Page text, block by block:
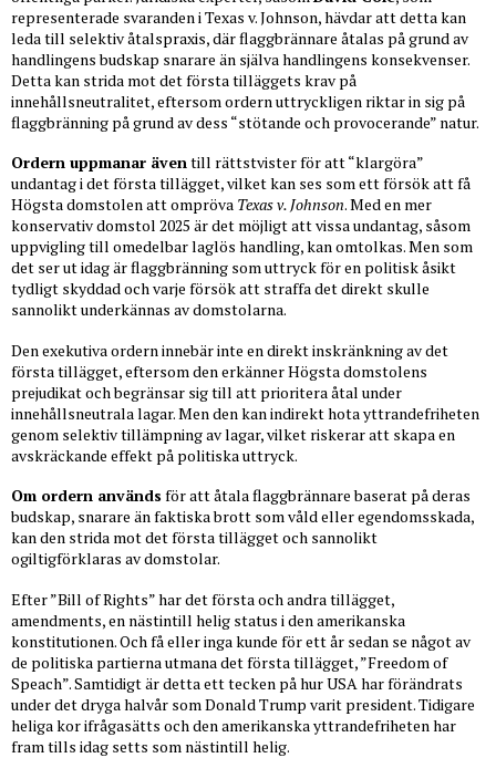
representerade svaranden i Texas v. Johnson, hävdar att detta kan
leda till selektiv åtalspraxis, där flaggbrännare åtalas på grund av
handlingens budskap snarare än själva handlingens konsekvenser.
Detta kan strida mot det första tilläggets krav på
innehållsneutralitet, eftersom ordern uttryckligen riktar in sig på
flaggbränning på grund av dess “stötande och provocerande” natur.
Ordern uppmanar äventill rättstvister för att “klargöra”
undantag i det första tillägget, vilket kan ses som ett försök att få
Högsta domstolen att ompröva Texas v. Johnson. Med en mer
konservativ domstol 2025 är det möjligt att vissa undantag, såsom
uppvigling till omedelbar laglös handling, kan omtolkas. Men som
det ser ut idag är flaggbränning som uttryck för en politisk åsikt
tydligt skyddad och varje försök att straffa det direkt skulle
sannolikt underkännas av domstolarna.
Den exekutiva ordern innebär inte en direkt inskränkning av det
första tillägget, eftersom den erkänner Högsta domstolens
prejudikat och begränsar sig till att prioritera åtal under
innehållsneutrala lagar. Men den kan indirekt hota yttrandefriheten
genom selektiv tillämpning av lagar, vilket riskerar att skapa en
avskräckande effekt på politiska uttryck.
Om ordern används för att åtala flaggbrännare baserat på deras
budskap, snarare än faktiska brott som våld eller egendomsskada,
kan den strida mot det första tillägget och sannolikt
ogiltigförklaras av domstolar.
Efter ”Bill of Rights” har det första och andra tillägget,
amendments, en nästintill helig status i den amerikanska
konstitutionen. Och få eller inga kunde för ett år sedan se något av
de politiska partierna utmana det första tillägget, ”Freedom of
Speach”. Samtidigt är detta ett tecken på hur USA har förändrats
under det dryga halvår som Donald Trump varit president. Tidigare
heliga kor ifrågasätts och den amerikanska yttrandefriheten har
fram tills idag setts som nästintill helig.